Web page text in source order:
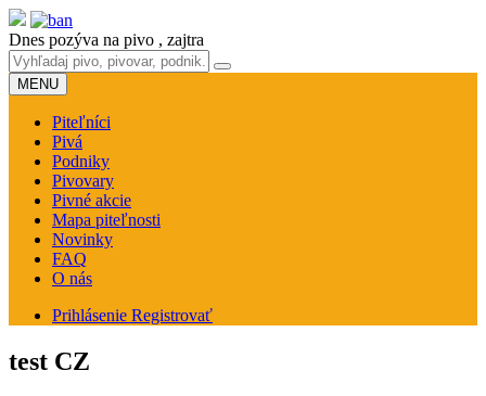
Dnes pozýva na pivo , zajtra
MENU
Piteľníci
Pivá
Podniky
Pivovary
Pivné akcie
Mapa piteľnosti
Novinky
FAQ
O nás
Prihlásenie Registrovať
test CZ